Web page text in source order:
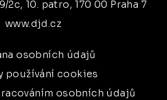
2c, 10. patro, 170 00 Praha 7
www.djd.cz
osobních údajů
používání cookies
osobních údajů